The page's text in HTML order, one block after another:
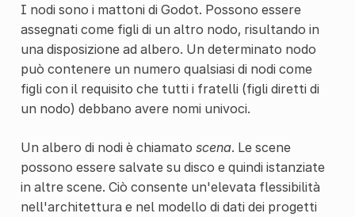
I nodi sono i mattoni di Godot. Possono essere
assegnati come figli di un altro nodo, risultando in
una disposizione ad albero. Un determinato nodo
può contenere un numero qualsiasi di nodi come
figli con il requisito che tutti i fratelli (figli diretti di
un nodo) debbano avere nomi univoci.
Un albero di nodi è chiamato scena. Le scene
possono essere salvate su disco e quindi istanziate
in altre scene. Ciò consente un'elevata flessibilità
nell'architettura e nel modello di dati dei progetti